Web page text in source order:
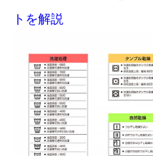
トを解説